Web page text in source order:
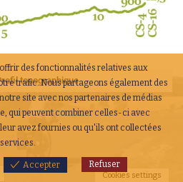
topographique
des fonctionnalités relatives aux
trafic. Nous partageons également des
site avec nos partenaires de médias
qui peuvent combiner celles-ci avec
avez fournies ou qu'ils ont collectées
Accepter Refuser
Cookies settings